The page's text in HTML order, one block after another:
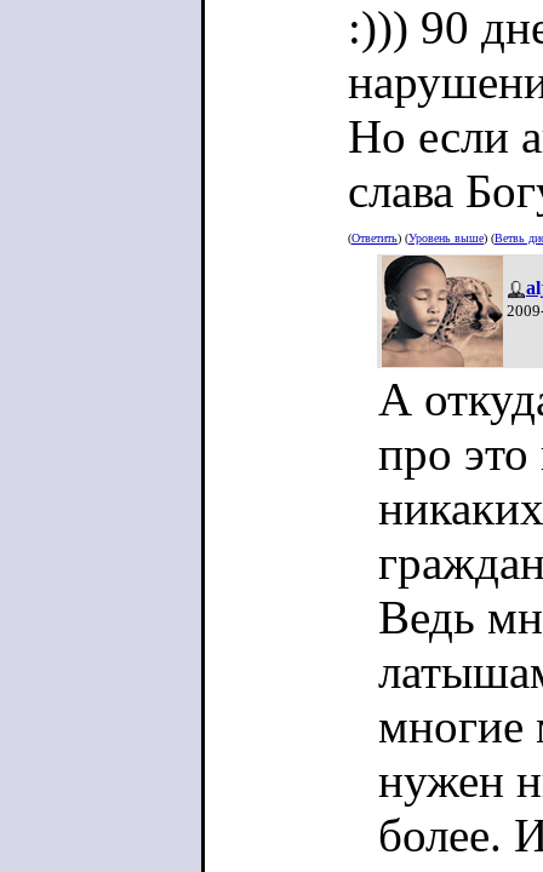
:))) 90
Но если
слава
(Ответить) (Уровень выше) (Ветвь
А
про
Ведь
многие
нужен
более.